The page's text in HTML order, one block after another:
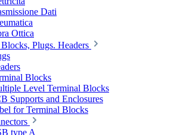
Dati
Ottica
Plugs. Headers
Blocks
Level Terminal Blocks
Supports and Enclosures
for Terminal Blocks
type A